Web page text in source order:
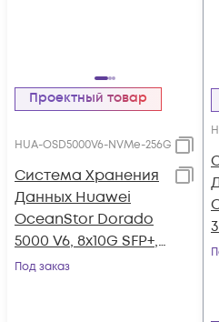
Проектный товар
HUA-OSD5000V6-NVMe-256G
Система Хранения
Данных Huawei
OceanStor Dorado
5000 V6, 8x10G SFP+,
4x100G RDMA
Под заказ